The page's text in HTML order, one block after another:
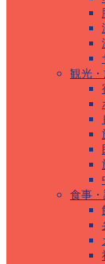
観光
食事